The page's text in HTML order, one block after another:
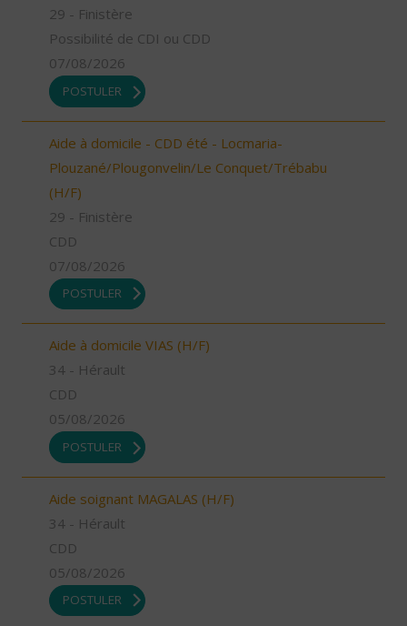
29 - Finistère
Possibilité de CDI ou CDD
07/08/2026
POSTULER
Aide à domicile - CDD été - Locmaria-
Plouzané/Plougonvelin/Le Conquet/Trébabu
(H/F)
29 - Finistère
CDD
07/08/2026
POSTULER
Aide à domicile VIAS (H/F)
34 - Hérault
CDD
05/08/2026
POSTULER
Aide soignant MAGALAS (H/F)
34 - Hérault
CDD
05/08/2026
POSTULER